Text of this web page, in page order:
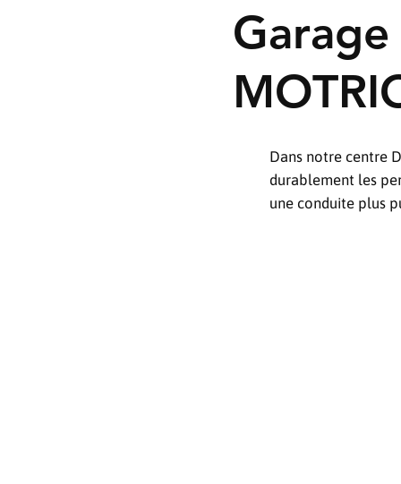
Dans notre centre
durablement les
une conduite plus